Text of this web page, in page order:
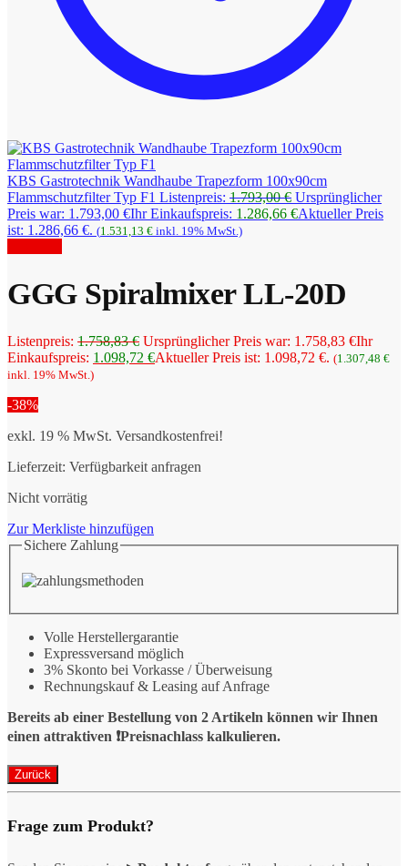
KBS Gastrotechnik Wandhaube Trapezform 100x90cm
Flammschutzfilter Typ F1 Listenpreis: 1.793,00€ Ursprünglicher
Preis war: 1.793,00 €Ihr Einkaufspreis: 1.286,66 €Aktueller Preis
ist: 1.286,66 €. (1.531,13 € inkl. 19% MwSt.)
GGG Spiralmixer LL-20D
Listenpreis: 1.758,83€ Ursprünglicher Preis war: 1.758,83 €Ihr
Einkaufspreis: 1.098,72 €Aktueller Preis ist: 1.098,72 €. (1.307,48 €
inkl. 19% MwSt.)
-38%
exkl. 19 % MwSt. Versandkostenfrei!
Lieferzeit: Verfügbarkeit anfragen
Nicht vorrätig
Zur Merkliste hinzufügen
Sichere Zahlung
Volle Herstellergarantie
Expressversand möglich
3% Skonto bei Vorkasse / Überweisung
Rechnungskauf & Leasing auf Anfrage
Bereits ab einer Bestellung von 2 Artikeln können wir Ihnen
einen attraktiven ❗️Preisnachlass kalkulieren.
Frage zum Produkt?